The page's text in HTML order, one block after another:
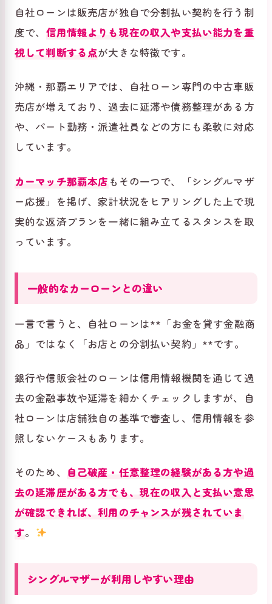
自社ローンは販売店が独自で分割払い契約を行う制
度で、 信用情報よりも現在の収入や支払い能力を重
視して判断する点が大きな特徴です。
沖縄・那覇エリアでは、自社ローン専門の中古車販
売店が増えており、過去に延滞や債務整理がある方
や、パート勤務・派遣社員などの方にも柔軟に対応
しています。
カーマッチ那覇本店 もその一つで、「シングルマザ
ー応援」を掲げ、家計状況をヒアリングした上で現
実的な返済プランを一緒に組み立てるスタンスを取
っています。
一般的なカーローンとの違い
一言で言うと、自社ローンは**「お金を貸す金融商
品」ではなく「お店との分割払い契約」**です。
銀行や信販会社のローンは信用情報機関を通じて過
去の金融事故や延滞を細かくチェックしますが、自
社ローンは店舗独自の基準で審査し、信用情報を参
照しないケースもあります。
そのため、 自己破産・任意整理の経験がある方や過
去の延滞歴がある方でも、現在の収入と支払い意思
が確認できれば、利用のチャンスが残されていま
す。
シングルマザーが利用しやすい理由